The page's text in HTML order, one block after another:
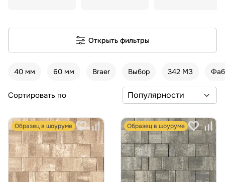
Открыть фильтры
40 мм 60 мм Braer Выбор 342 МЗ
Сортировать по
Образец в шоуруме Образец в шоуруме